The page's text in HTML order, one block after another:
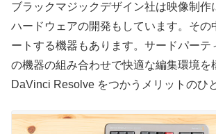
ブラックマジックデザイン社は映像制作
ハードウェアの開発もしています。その
ートする機器もあります。サードパーテ
の機器の組み合わせで快適な編集環境を
DaVinci Resolve をつかうメリットのひ